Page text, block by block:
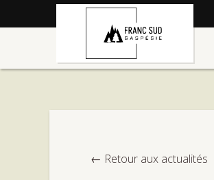
← Retour aux actualités